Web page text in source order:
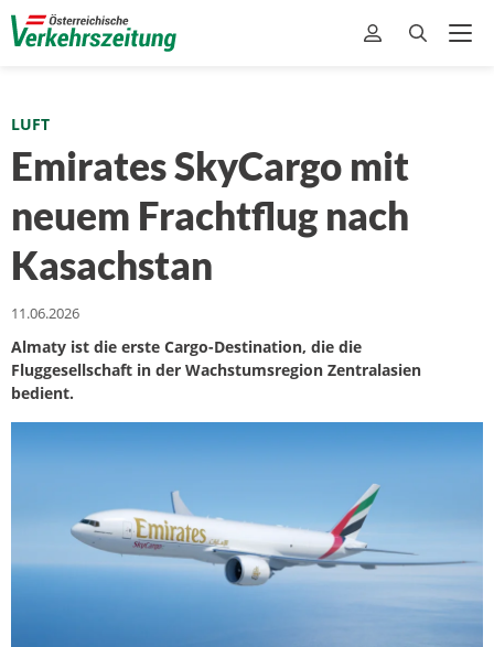
LUFT
Emirates SkyCargo mit
neuem Frachtflug nach
Kasachstan
11.06.2026
Almaty ist die erste Cargo-Destination, die die
Fluggesellschaft in der Wachstumsregion Zentralasien
bedient.